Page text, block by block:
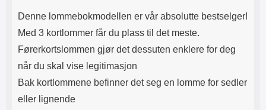
kortlommer både foran og bak
for eksempel mynter og lignende.
Rommet lukkes med glidelås,
du putter i lommeboken, jo
Denne lommebokmodellen er vår absolutte bestselger!
Med 3 kortlommer får du plass til det meste.
Førerkortslommen gjør det dessuten enklere for deg
når du skal vise legitimasjon
Bak kortlommene befinner det seg en lomme for sedler
eller lignende